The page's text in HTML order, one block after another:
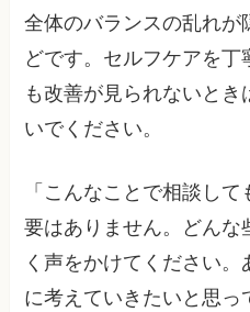
全体のバランスの乱れが
どです。セルフケアを
も改善が見られないと
いでください。
「こんなことで相談し
要はありません。どんな
く声をかけてください
に考えていきたいと思っ